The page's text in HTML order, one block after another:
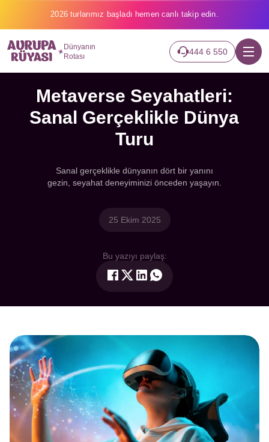
2026 turlarımız başladı hemen canlı takip edin.
Dünyanın
Rotası
444 6 550
Metaverse Seyahatleri:
Sanal Gerçeklikle Dünya
Turu
Sanal gerçeklikle dünyanın dört bir yanını
gezin, seyahat deneyiminizi önceden yaşayın.
25 Ekim 2025
Bu yazıyı paylaş: